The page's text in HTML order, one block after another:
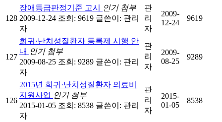
128
장애등급판정기준 고시 인기 첨부
2009-12-24 조회: 9619 글쓴이: 관리
자
관
리
자
2009-
12-24
9619
127
희귀·난치성질환자 등록제 시행 안
내 인기 첨부
2009-08-25 조회: 9289 글쓴이: 관리
자
관
리
자
2009-
08-25
9289
126
2015년 희귀·난치성질환자 의료비
지원사업 인기 첨부
2015-01-05 조회: 8538 글쓴이: 관리
자
관
리
자
2015-
01-05
8538